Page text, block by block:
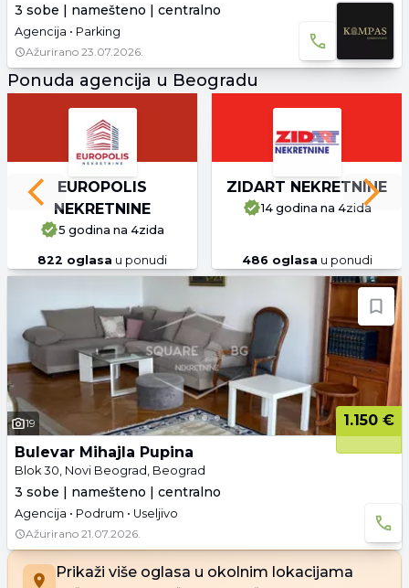
3 sobe | namešteno | centralno
Agencija • Parking
Ažurirano 23.07.2026.
Ponuda agencija u Beogradu
EUROPOLIS
NEKRETNINE
5 godina na 4zida
822 oglasa u ponudi
ZIDART NEKRETNINE
14 godina na 4zida
486 oglasa u ponudi
Previous slide Next
19
1.150 €
Bulevar Mihajla Pupina
Blok 30, Novi Beograd, Beograd
3 sobe | namešteno | centralno
Agencija • Podrum • Useljivo
Ažurirano 21.07.2026.
Prikaži više oglasa u okolnim lokacijama